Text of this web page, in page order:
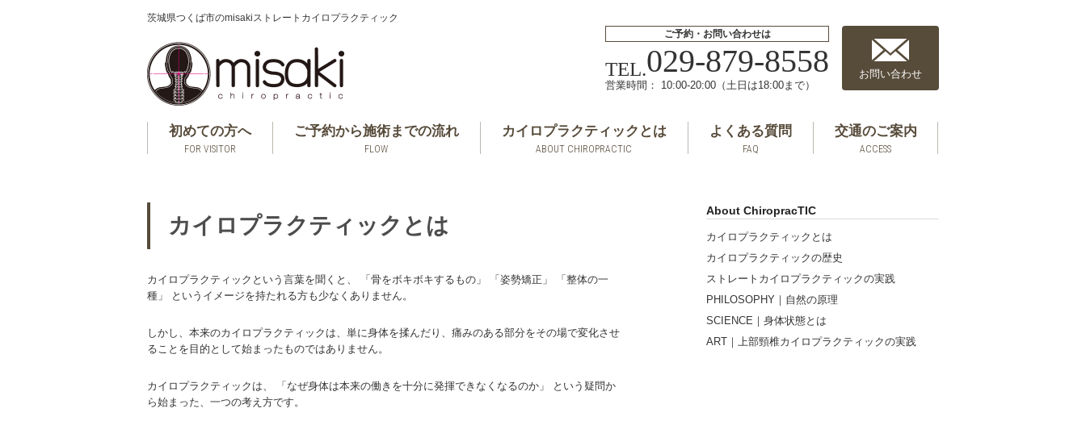
茨城県つくば市のmisakiストレートカイロプラクティック
ご予約・お問い合わせは
TEL.029-879-8558
営業時間： 10:00-20:00（土日は18:00まで）
お問い合わせ
初めての方へ
FOR VISITOR
ご予約から施術までの流れ
FLOW
カイロプラクティックとは
ABOUT CHIROPRACTIC
よくある質問
FAQ
交通のご案内
ACCESS
カイロプラクティックとは
カイロプラクティックという言葉を聞くと、 「骨をボキボキするもの」 「姿勢矯正」 「整体の一
種」 というイメージを持たれる方も少なくありません。
しかし、本来のカイロプラクティックは、単に身体を揉んだり、痛みのある部分をその場で変化させ
ることを目的として始まったものではありません。
カイロプラクティックは、 「なぜ身体は本来の働きを十分に発揮できなくなるのか」 という疑問か
ら始まった、一つの考え方です。
About ChiropracTIC
カイロプラクティックとは
カイロプラクティックの歴史
ストレートカイロプラクティックの実践
PHILOSOPHY｜自然の原理
SCIENCE｜身体状態とは
ART｜上部頸椎カイロプラクティックの実践